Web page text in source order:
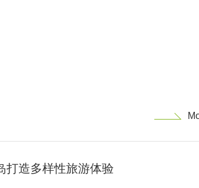
打造多样性旅游体验